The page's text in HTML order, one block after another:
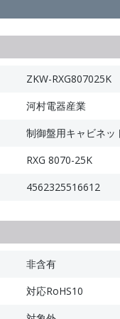
ZKW-RXG807025K
河村電器産業
制御盤用キャビネッ
RXG 8070-25K
4562325516612
非含有
対応RoHS10